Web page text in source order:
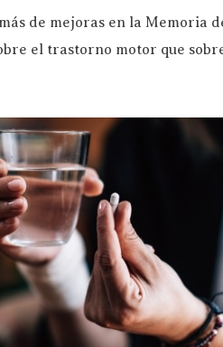
de mejoras en la Memoria
el trastorno motor que